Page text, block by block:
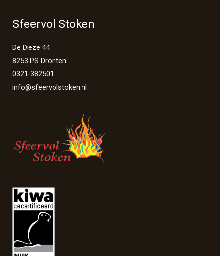
Sfeervol Stoken
De Dieze 44
8253 PS Dronten
0321-382501
info@sfeervolstoken.nl